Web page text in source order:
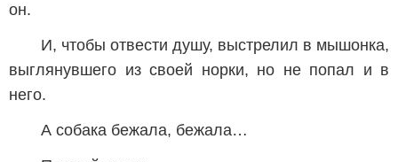
он.
И, чтобы отвести душу, выстрелил в мышонка,
выглянувшего из своей норки, но не попал и в
него.
А собака бежала, бежала…